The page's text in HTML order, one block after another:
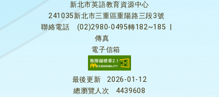
新北市英語教育資源中心
241035新北市三重區重陽路三段3號
聯絡電話
(02)2980-0495轉182~185
傳真
電子信箱
最後更新
2026-01-12
總瀏覽人次
4439608